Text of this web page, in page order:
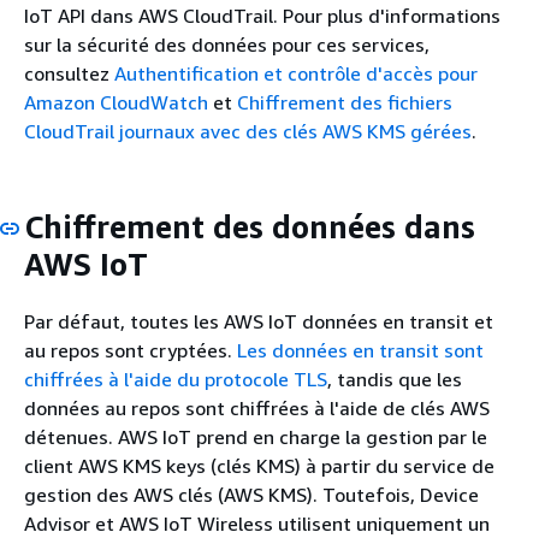
IoT API dans AWS CloudTrail. Pour plus d'informations
sur la sécurité des données pour ces services,
consultez Authentification et contrôle d'accès pour
Amazon CloudWatch et Chiffrement des fichiers
CloudTrail journaux avec des clés AWS KMS gérées.
Chiffrement des données dans
AWS IoT
Par défaut, toutes les AWS IoT données en transit et
au repos sont cryptées. Les données en transit sont
chiffrées à l'aide du protocole TLS, tandis que les
données au repos sont chiffrées à l'aide de clés AWS
détenues. AWS IoT prend en charge la gestion par le
client AWS KMS keys (clés KMS) à partir du service de
gestion des AWS clés (AWS KMS). Toutefois, Device
Advisor et AWS IoT Wireless utilisent uniquement un